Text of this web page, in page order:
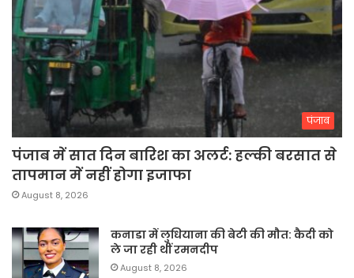
पंजाब
पंजाब में सात दिन बारिश का अलर्ट: हल्की बरसात से
तापमान में नहीं होगा इजाफा
August 8, 2026
कनाडा में लुधियाना की बेटी की माैत: कैदी को
ले जा रही थीं रमनदीप
August 8, 2026